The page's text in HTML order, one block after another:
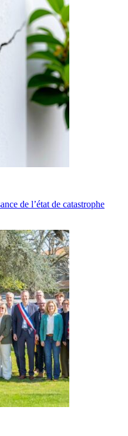
de l’état de catastrophe